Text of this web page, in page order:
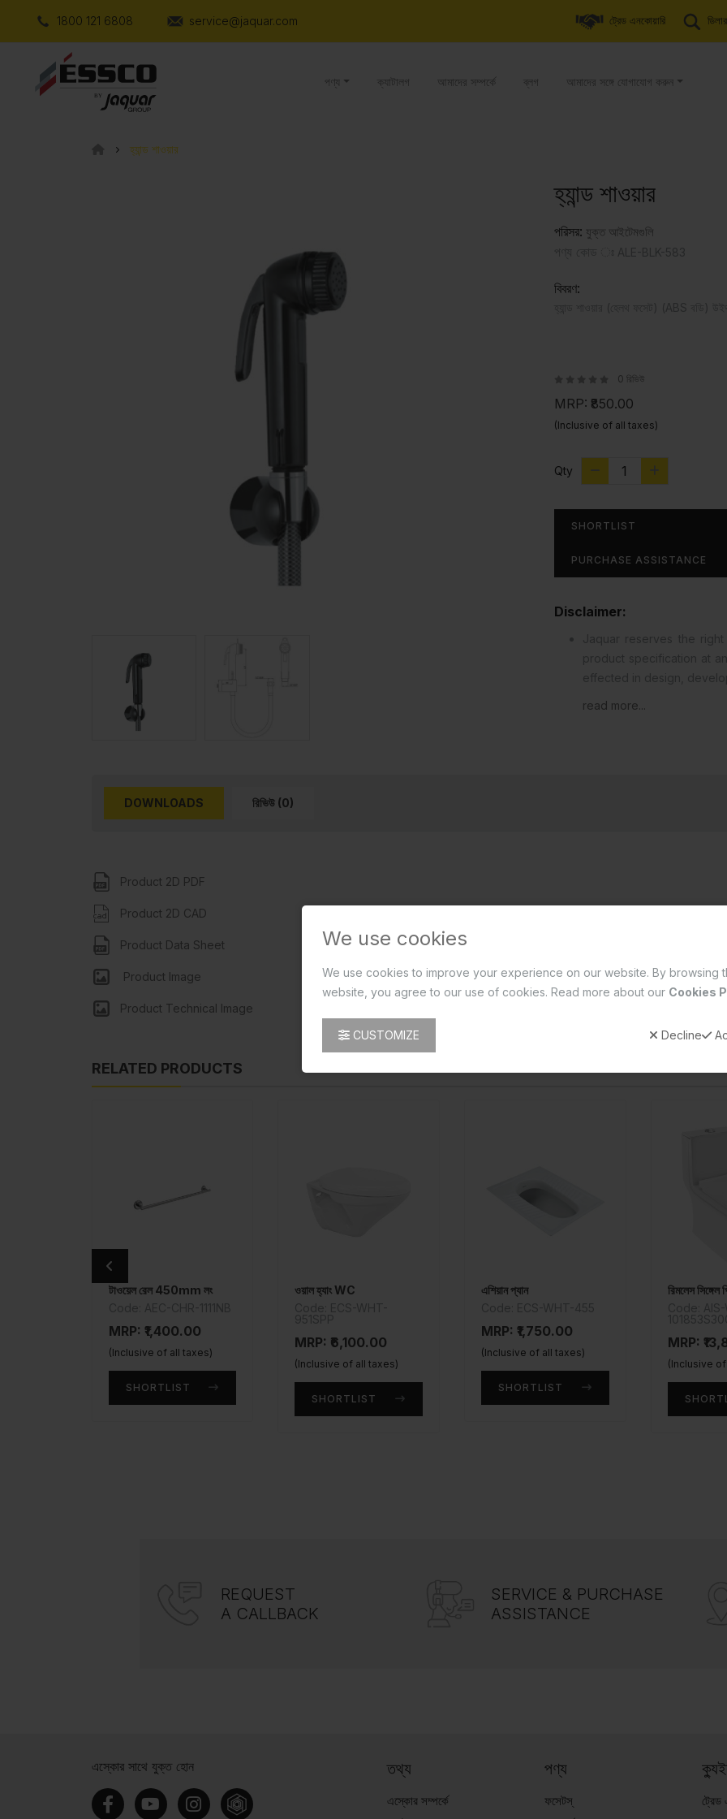
We use cookies
We use cookies to improve your experience on our website. By browsing
website, you agree to our use of cookies. Read more about our Cookies
CUSTOMIZE Decline
1800 121 6808 service@jaquar.com ট্রেড এনকোয়ারি
পণ্য ক্যাটালগ আমাদের সম্পর্কে ব্লগ আমাদের সঙ্গে যোগাযোগ করুন
হ্যান্ড শাওয়ার
হ্যান্ড শাওয়ার
পরিসর: যুক্ত আইটেমগুলি
বিবরণ:
0 রিভিউ
MRP: ₹850.00
(Inclusive of all taxes)
Qty
SHORTLIST
PURCHASE ASSISTANCE
Disclaimer:
read more...
DOWNLOADS রিভিউ (0)
Product 2D PDF
Product 2D CAD
Product Data Sheet
Product Image
Product Technical Image
RELATED PRODUCTS
টাওয়েল রেল 450mm লং
MRP: ₹1,400.00
(Inclusive of all taxes)
SHORTLIST
ওয়াল হ্যাং WC
MRP: ₹6,100.00
(Inclusive of all taxes)
SHORTLIST
এশিয়ান প্যান
MRP: ₹1,750.00
(Inclusive of all taxes)
SHORTLIST
রিমলেস
MRP:
(Inclusive
REQUEST
A CALLBACK
SERVICE & PURCHASE
ASSISTANCE
এস্কোর সাথে যুক্ত হোন তথ্য
এস্কোর সম্পর্কে
পণ্য
ফসেটস্
ট্রেড